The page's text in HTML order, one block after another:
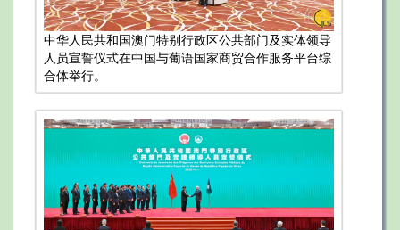
中华人民共和国澳门特别行政区公共部门及实体领导
人员宣誓仪式在中国与葡语国家商贸合作服务平台综
合体举行。